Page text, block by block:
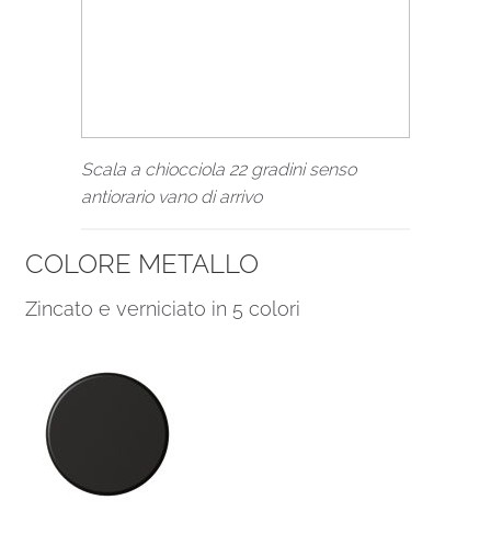
Scala a chiocciola 22 gradini senso
antiorario vano di arrivo
COLORE METALLO
Zincato e verniciato in 5 colori